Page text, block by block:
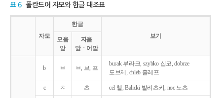
표 6 폴란드어 자모와 한글 대조표
자모
한글
보기
모음
앞
자음
앞ㆍ어말
b ㅂ ㅂ, 브, 프
burak 부라크, szybko 십코, dobrze
도브제, chleb 흘레프
c ㅊ 츠 cel 첼, Balicki 발리츠키, noc 노츠